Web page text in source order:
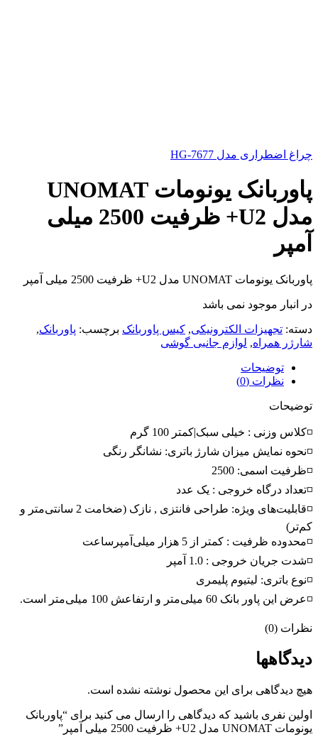
چراغ اضطراری مدل 7677-HG
پاوربانک یونومات UNOMAT
مدل U2+ ظرفیت 2500 میلی
آمپر
پاوربانک یونومات UNOMAT مدل U2+ ظرفیت 2500 میلی آمپر
در انبار موجود نمی باشد
دسته: تجهیزات الکترونیکی, کیس پاوربانک برچسب: پاوربانک,
شارژر همراه, لوازم جانبی گوشی
توضیحات
نظرات (0)
توضیحات
◽کلاس وزنی : خیلی سبک|کمتر 100 گرم
◽نحوه نمایش میزان شارژ باتری: نشانگر رنگی
◽ظرفیت اسمی: 2500
◽تعداد درگاه خروجی : یک عدد
◽قابلیت‌های ویژه: طراحی فانتزی , نازک (ضخامت 2 سانتی‌متر و
کم‌تر)
◽محدوده ظرفیت : کمتر از 5 هزار میلی‌آمپر‌ساعت
◽شدت جریان خروجی : 1.0 آمپر
◽نوع باتری: لیتیوم پلیمری
◽عرض این پاور بانک 60 میلی‌متر و ارتفاعش 100 میلی‌متر است.
نظرات (0)
دیدگاهها
هیچ دیدگاهی برای این محصول نوشته نشده است.
اولین نفری باشید که دیدگاهی را ارسال می کنید برای “پاوربانک
یونومات UNOMAT مدل U2+ ظرفیت 2500 میلی آمپر”